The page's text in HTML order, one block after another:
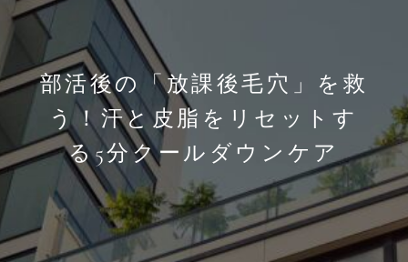
部活後の「放課後毛穴」を救
う！汗と皮脂をリセットす
る5分クールダウンケア